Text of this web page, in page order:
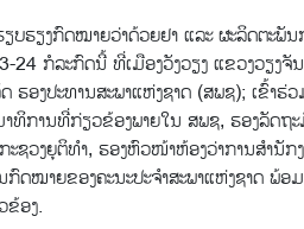
ບຮຽງກົດໝາຍວ່າດ້ວຍຢາ ແລະ ຜະລິດຕະພັ
ກໍລະກົດນີ້ ທີ່ເມືອງວັງວຽງ ແຂວງວຽງຈັ
ຮອງປະທານສະພາແຫ່ງຊາດ (ສພຊ); ເຂົ້າຮ່
ທິການທີ່ກ່ຽວຂ້ອງພາຍໃນ ສພຊ, ຮອງລັດຖະ
ຊວງຍຸຕິທໍາ, ຮອງຫົວໜ້າຫ້ອງວ່າການສໍານັກ
ກົດໝາຍຂອງຄະນະປະຈໍາສະພາແຫ່ງຊາດ ພ້
ຂ້ອງ.